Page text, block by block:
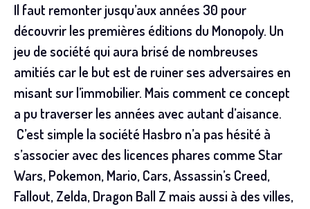
Il faut remonter jusqu’aux années 30 pour
découvrir les premières éditions du Monopoly. Un
jeu de société qui aura brisé de nombreuses
amitiés car le but est de ruiner ses adversaires en
misant sur l’immobilier. Mais comment ce concept
a pu traverser les années avec autant d’aisance.
C’est simple la société Hasbro n’a pas hésité à
s’associer avec des licences phares comme Star
Wars, Pokemon, Mario, Cars, Assassin’s Creed,
Fallout, Zelda, Dragon Ball Z mais aussi à des villes,